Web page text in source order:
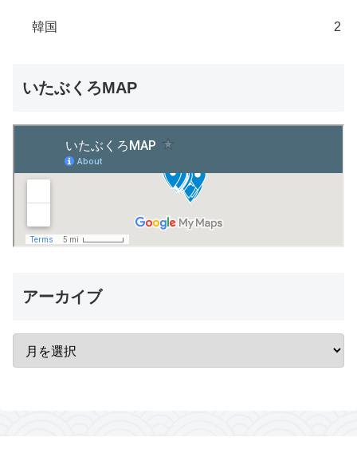
韓国 2
いたぶくろMAP
アーカイブ